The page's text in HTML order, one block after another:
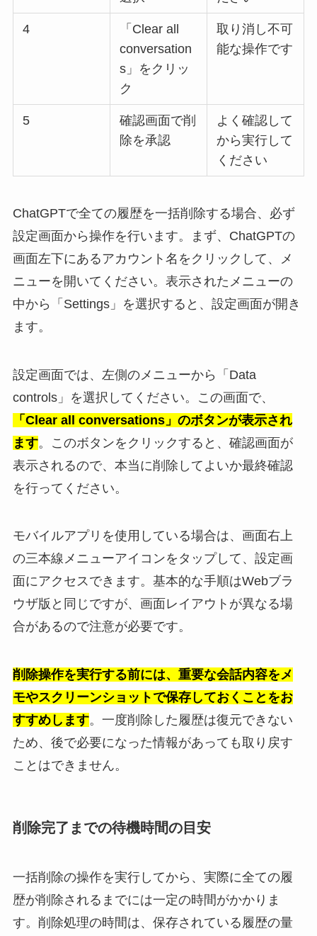
4
「Clear all
conversation
s」をクリッ
ク
取り消し不可
能な操作です
5
確認画面で削
除を承認
よく確認して
から実行して
ください
ChatGPTで全ての履歴を一括削除する場合、必ず
設定画面から操作を行います。まず、ChatGPTの
画面左下にあるアカウント名をクリックして、メ
ニューを開いてください。表示されたメニューの
中から「Settings」を選択すると、設定画面が開き
ます。
設定画面では、左側のメニューから「Data
controls」を選択してください。この画面で、
「Clear all conversations」のボタンが表示され
ます。このボタンをクリックすると、確認画面が
表示されるので、本当に削除してよいか最終確認
を行ってください。
モバイルアプリを使用している場合は、画面右上
の三本線メニューアイコンをタップして、設定画
面にアクセスできます。基本的な手順はWebブラ
ウザ版と同じですが、画面レイアウトが異なる場
合があるので注意が必要です。
削除操作を実行する前には、重要な会話内容をメ
モやスクリーンショットで保存しておくことをお
すすめします。一度削除した履歴は復元できない
ため、後で必要になった情報があっても取り戻す
ことはできません。
削除完了までの待機時間の目安
一括削除の操作を実行してから、実際に全ての履
歴が削除されるまでには一定の時間がかかりま
す。削除処理の時間は、保存されている履歴の量